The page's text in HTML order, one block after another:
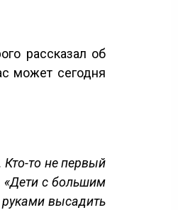
рассказал об
может сегодня
Кто-то не первый
«Дети с большим
высадить